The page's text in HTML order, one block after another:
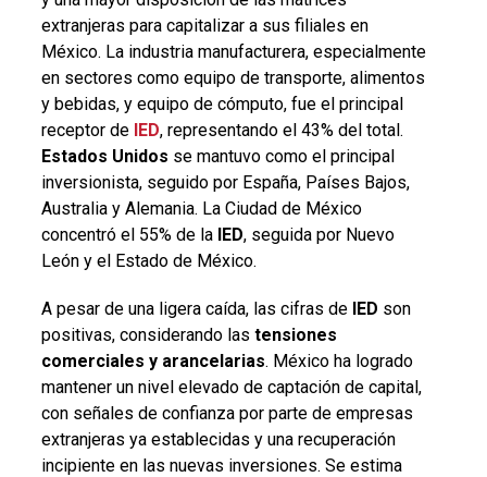
extranjeras para capitalizar a sus filiales en
México. La industria manufacturera, especialmente
en sectores como equipo de transporte, alimentos
y bebidas, y equipo de cómputo, fue el principal
receptor de IED, representando el 43% del total.
Estados Unidos se mantuvo como el principal
inversionista, seguido por España, Países Bajos,
Australia y Alemania. La Ciudad de México
concentró el 55% de la IED, seguida por Nuevo
León y el Estado de México.
A pesar de una ligera caída, las cifras de IED son
positivas, considerando las tensiones
comerciales y arancelarias. México ha logrado
mantener un nivel elevado de captación de capital,
con señales de confianza por parte de empresas
extranjeras ya establecidas y una recuperación
incipiente en las nuevas inversiones. Se estima